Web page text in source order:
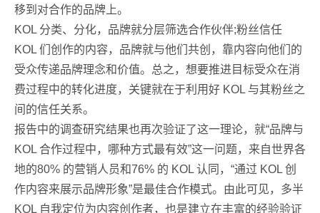
移到对合作的品牌上。
KOL 分类、分化，品牌就分层筛选合作伙伴;粉丝信任
KOL 们创作的内容，品牌就与他们共创，靠内容向他们的
受众传递品牌理念和价值。总之，想要推进目标受众在消
费过程中的转化进度，关键就在于利用好 KOL 与其粉丝之
间的信任关系。
报告中的调查研究结果也再次验证了这一理论，就“品牌与
KOL 合作过程中，哪种方式最有效”这一问题，来自世界各
地的80% 的营销人员和76% 的 KOL 认同，“通过 KOL 创
作内容来展示品牌形象”是最佳合作模式。由此可见，多半
KOL 自我定位为内容创作者，也是建立在丰富的经验验证